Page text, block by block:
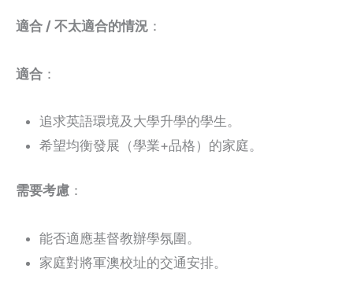
適合 / 不太適合的情況 ：
適合 ：
追求英語環境及大學升學的學生。
希望均衡發展（學業+品格）的家庭。
需要考慮 ：
能否適應基督教辦學氛圍。
家庭對將軍澳校址的交通安排。